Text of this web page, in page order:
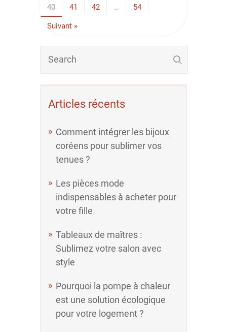
40 41 42 … 54
Suivant »
Articles récents
Comment intégrer les bijoux
coréens pour sublimer vos
tenues ?
Les pièces mode
indispensables à acheter pour
votre fille
Tableaux de maîtres :
Sublimez votre salon avec
style
Pourquoi la pompe à chaleur
est une solution écologique
pour votre logement ?